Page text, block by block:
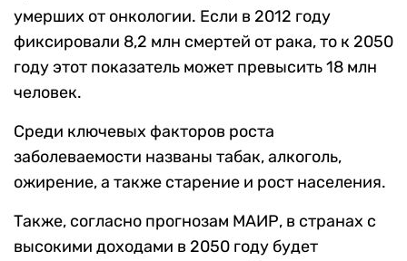
умерших от онкологии. Если в 2012 году
фиксировали 8,2 млн смертей от рака, то к 2050
году этот показатель может превысить 18 млн
человек.
Среди ключевых факторов роста
заболеваемости названы табак, алкоголь,
ожирение, а также старение и рост населения.
Также, согласно прогнозам МАИР, в странах с
высокими доходами в 2050 году будет